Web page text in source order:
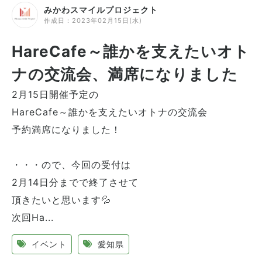
みかわスマイルプロジェクト
作成日： 2023年02月15日(水)
HareCafe～誰かを支えたいオト
ナの交流会、満席になりました
2月15日開催予定の
HareCafe～誰かを支えたいオトナの交流会
予約満席になりました！
・・・ので、今回の受付は
2月14日分までで終了させて
頂きたいと思います💦
次回Ha...
イベント 愛知県